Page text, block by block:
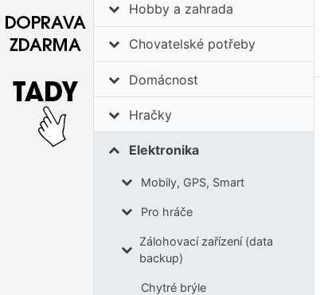
Hobby a zahrada
Chovatelské potřeby
Domácnost
Hračky
Elektronika
Mobily, GPS, Smart
Pro hráče
Zálohovací zařízení (data
backup)
Chytré brýle